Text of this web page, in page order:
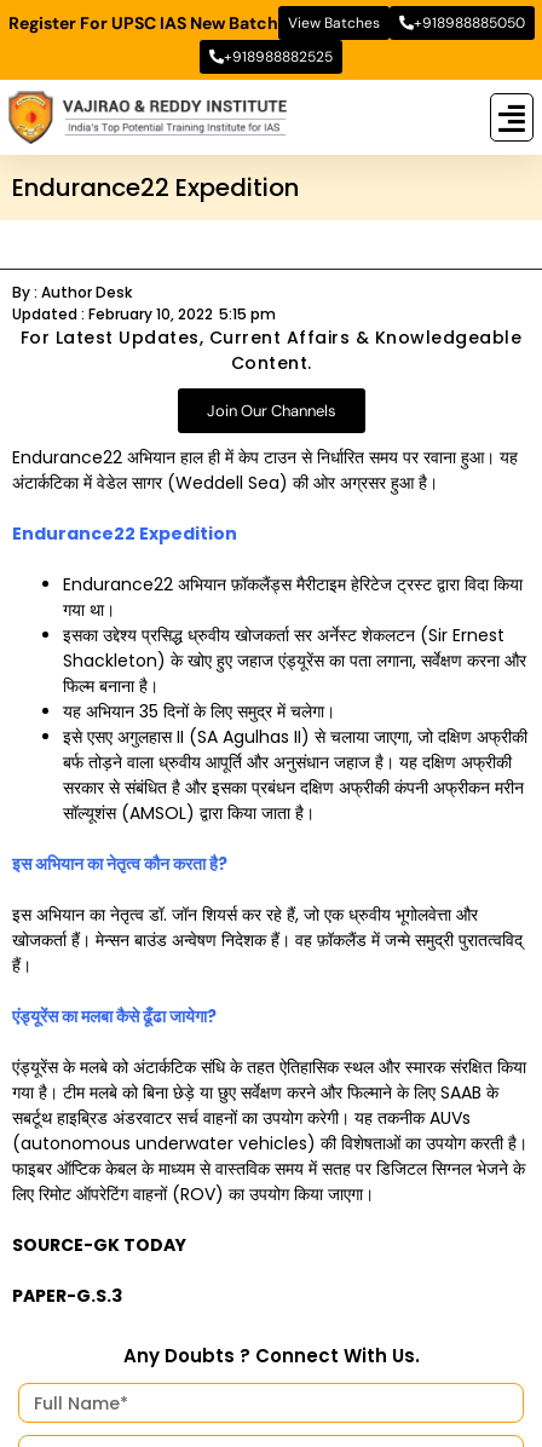
Register For UPSC IAS New Batch View Batches
+918988885050
+918988882525
Endurance22 Expedition
By : Author Desk
Updated : February 10, 2022 5:15 pm
For Latest Updates, Current Affairs & Knowledgeable
Content.
Join Our Channels
Endurance22 अभियान हाल ही में केप टाउन से निर्धारित समय पर रवाना हुआ। यह
अंटार्कटिका में वेडेल सागर (Weddell Sea) की ओर अग्रसर हुआ है।
Endurance22 Expedition
Endurance22 अभियान फ़ॉकलैंड्स मैरीटाइम हेरिटेज ट्रस्ट द्वारा विदा किया
गया था।
इसका उद्देश्य प्रसिद्ध ध्रुवीय खोजकर्ता सर अर्नेस्ट शेकलटन (Sir Ernest
Shackleton) के खोए हुए जहाज एंड्यूरेंस का पता लगाना, सर्वेक्षण करना और
फिल्म बनाना है।
यह अभियान 35 दिनों के लिए समुद्र में चलेगा।
इसे एसए अगुलहास II (SA Agulhas II) से चलाया जाएगा, जो दक्षिण अफ्रीकी
बर्फ तोड़ने वाला ध्रुवीय आपूर्ति और अनुसंधान जहाज है। यह दक्षिण अफ्रीकी
सरकार से संबंधित है और इसका प्रबंधन दक्षिण अफ्रीकी कंपनी अफ्रीकन मरीन
सॉल्यूशंस (AMSOL) द्वारा किया जाता है।
इस अभियान का नेतृत्व कौन करता है?
इस अभियान का नेतृत्व डॉ. जॉन शियर्स कर रहे हैं, जो एक ध्रुवीय भूगोलवेत्ता और
खोजकर्ता हैं। मेन्सन बाउंड अन्वेषण निदेशक हैं। वह फ़ॉकलैंड में जन्मे समुद्री पुरातत्वविद्
हैं।
एंड्यूरेंस का मलबा कैसे ढूँढा जायेगा?
एंड्यूरेंस के मलबे को अंटार्कटिक संधि के तहत ऐतिहासिक स्थल और स्मारक संरक्षित किया
गया है। टीम मलबे को बिना छेड़े या छुए सर्वेक्षण करने और फिल्माने के लिए SAAB के
सबर्टूथ हाइब्रिड अंडरवाटर सर्च वाहनों का उपयोग करेगी। यह तकनीक AUVs
(autonomous underwater vehicles) की विशेषताओं का उपयोग करती है।
फाइबर ऑप्टिक केबल के माध्यम से वास्तविक समय में सतह पर डिजिटल सिग्नल भेजने के
लिए रिमोट ऑपरेटिंग वाहनों (ROV) का उपयोग किया जाएगा।
SOURCE-GK TODAY
PAPER-G.S.3
Any Doubts ? Connect With Us.